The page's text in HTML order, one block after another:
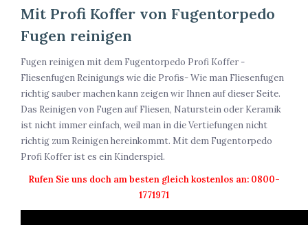
Mit Profi Koffer von Fugentorpedo
Fugen reinigen
Fugen reinigen mit dem Fugentorpedo Profi Koffer -
Fliesenfugen Reinigungs wie die Profis- Wie man Fliesenfugen
richtig sauber machen kann zeigen wir Ihnen auf dieser Seite.
Das Reinigen von Fugen auf Fliesen, Naturstein oder Keramik
ist nicht immer einfach, weil man in die Vertiefungen nicht
richtig zum Reinigen hereinkommt. Mit dem Fugentorpedo
Profi Koffer ist es ein Kinderspiel.
Rufen Sie uns doch am besten gleich kostenlos an: 0800-
1771971